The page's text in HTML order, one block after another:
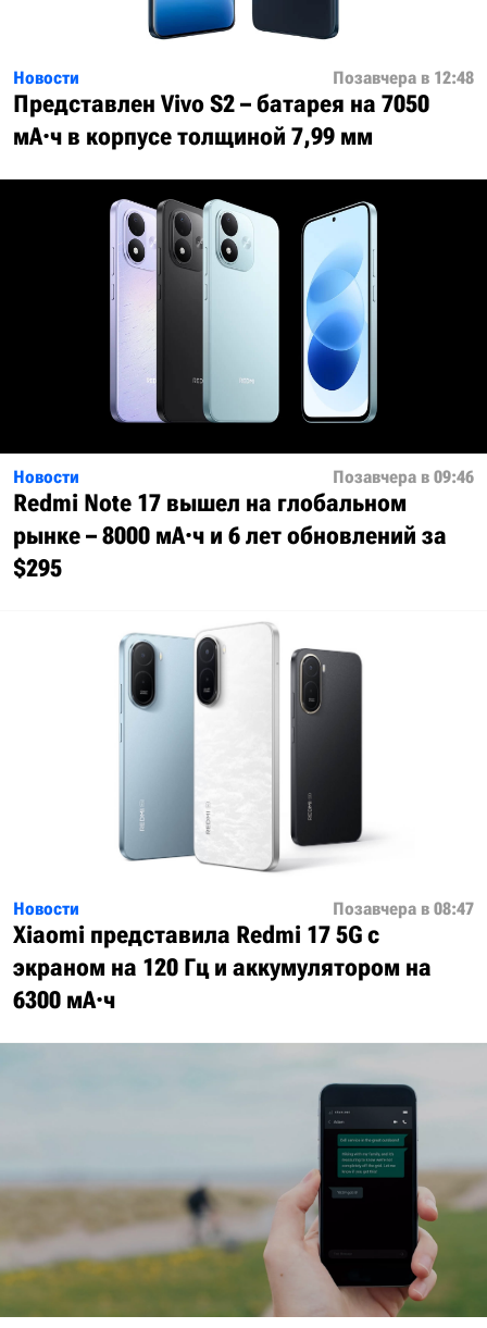
Новости Позавчера в 12:48
Представлен Vivo S2 – батарея на 7050
мА·ч в корпусе толщиной 7,99 мм
Новости Позавчера в 09:46
Redmi Note 17 вышел на глобальном
рынке – 8000 мА·ч и 6 лет обновлений за
$295
Новости Позавчера в 08:47
Xiaomi представила Redmi 17 5G с
экраном на 120 Гц и аккумулятором на
6300 мА·ч